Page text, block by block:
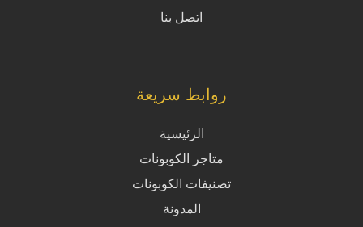
اتصل بنا
روابط سريعة
الرئيسية
متاجر الكوبونات
تصنيفات الكوبونات
المدونة